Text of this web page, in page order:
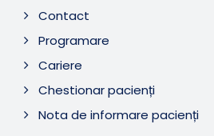
Contact
Programare
Cariere
Chestionar pacienți
Nota de informare pacienți